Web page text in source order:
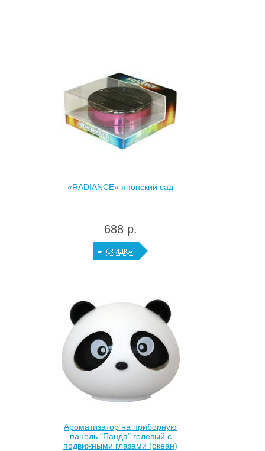
«RADIANCE» японский сад
688 р.
Ароматизатор на приборную
панель "Панда" гелевый с
подвижными глазами (океан)